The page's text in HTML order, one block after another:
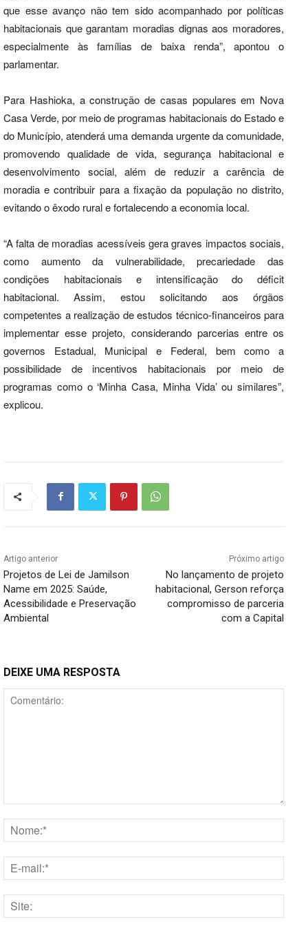
que esse avanço não tem sido acompanhado por políticas
habitacionais que garantam moradias dignas aos moradores,
especialmente às famílias de baixa renda”, apontou o
parlamentar.
Para Hashioka, a construção de casas populares em Nova
Casa Verde, por meio de programas habitacionais do Estado e
do Município, atenderá uma demanda urgente da comunidade,
promovendo qualidade de vida, segurança habitacional e
desenvolvimento social, além de reduzir a carência de
moradia e contribuir para a fixação da população no distrito,
evitando o êxodo rural e fortalecendo a economia local.
“A falta de moradias acessíveis gera graves impactos sociais,
como aumento da vulnerabilidade, precariedade das
condições habitacionais e intensificação do déficit
habitacional. Assim, estou solicitando aos órgãos
competentes a realização de estudos técnico-financeiros para
implementar esse projeto, considerando parcerias entre os
governos Estadual, Municipal e Federal, bem como a
possibilidade de incentivos habitacionais por meio de
programas como o ‘Minha Casa, Minha Vida’ ou similares”,
explicou.
Artigo anterior
Projetos de Lei de Jamilson
Name em 2025: Saúde,
Acessibilidade e Preservação
Ambiental
Próximo artigo
No lançamento de projeto
habitacional, Gerson reforça
compromisso de parceria
com a Capital
DEIXE UMA RESPOSTA
mail:*